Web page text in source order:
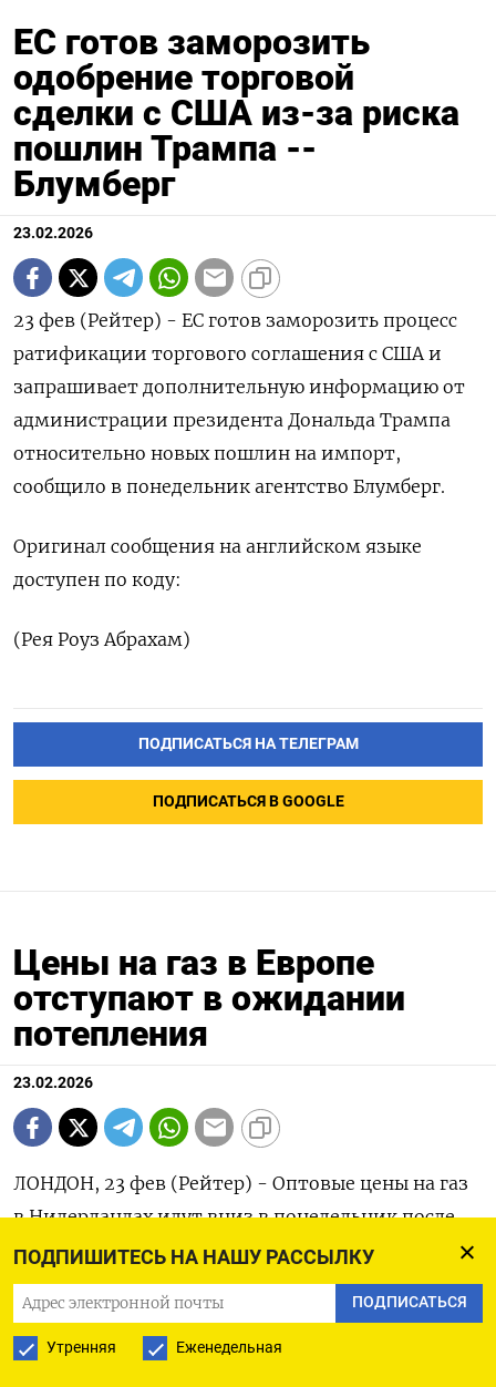
ПОДПИШИТЕСЬ НА НАШУ РАССЫЛКУ
ПОДПИСАТЬСЯ
Утренняя Еженедельная
ЕС готов заморозить
одобрение торговой
сделки с США из-за риска
пошлин Трампа --
Блумберг
23.02.2026
23 фев (Рейтер) - ‌ЕC готов ​заморозить процесс
ратификации ​торгового ​соглашения ⁠с ‌США ‌и
запрашивает дополнительную ​информацию ‌от
администрации ​президента ‌Дональда Трампа
относительно новых ​пошлин ​на ‌импорт, ​
сообщило в понедельник агентство Блумберг.
Оригинал сообщения на ​английском ⁠языке
доступен ‌по ‌коду:
(Рея ​Роуз ‌Абрахам)
ПОДПИСАТЬСЯ НА ТЕЛЕГРАМ
ПОДПИСАТЬСЯ В GOOGLE
Цены на газ в Европе
отступают в ожидании
потепления
23.02.2026
ЛОНДОН, 23 фев (Рейтер) - Оптовые цены на газ
в Нидерландах идут вниз в понедельник после
просадки на предыдущей сессии, так как
метеопрогноз уменьшил спрос. Фронт-‌фьючерс
на газ в нидерландском хабе TTF к 12:56 МСК
подешевел на 5,04% до 31,63 евро за мегаватт-